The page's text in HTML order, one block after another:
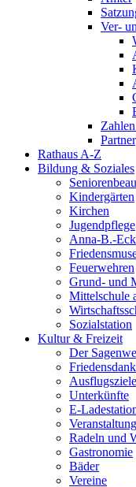
Ver-
Rathaus A-Z
Bildung & Soziales
Kindergärten
Kirchen
Jugendpflege
Anna-B.-
Feuerwehren
Grund- und
Mittelschule
Sozialstation
Kultur & Freizeit
Der
Ausflugsziele
Unterkünfte
E-
Radeln und
Gastronomie
Bäder
Vereine